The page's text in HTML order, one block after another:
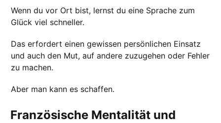
Wenn du vor Ort bist, lernst du eine Sprache zum
Glück viel schneller.
Das erfordert einen gewissen persönlichen Einsatz
und auch den Mut, auf andere zuzugehen oder Fehler
zu machen.
Aber man kann es schaffen.
Französische Mentalität und